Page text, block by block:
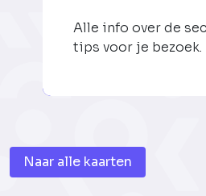
Alle info over de
tips voor je bezoek.
Naar alle kaarten